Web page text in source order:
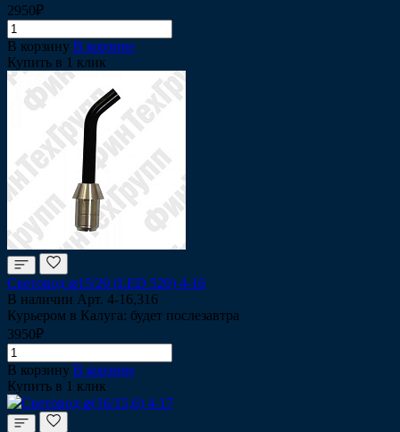
2950₽
В корзину В корзине
Купить в 1 клик
Световод ⌀15/20 (LED 520) 4-16
В наличии Арт. 4-16,316
Курьером в Калуга: будет послезавтра
3950₽
В корзину В корзине
Купить в 1 клик